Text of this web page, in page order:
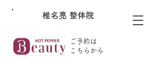
椎名亮 整体院
ご予約は
​こちらから